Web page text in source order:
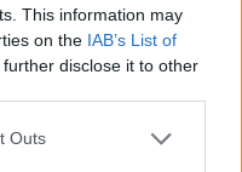
This information may
on the IAB’s List of
disclose it to other
Outs